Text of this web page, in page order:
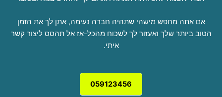
אם אתה מחפש מישהי שתהיה חברה נעימה, אתן לך את הזמן
הטוב ביותר שלך ואעזור לך לשכוח מהכל–אז אל תהסס ליצור קשר
איתי.
059123456